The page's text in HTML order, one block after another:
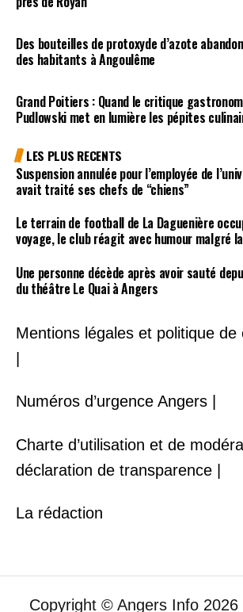
Des bouteilles de protoxyde d’azote
des habitants à Angoulême
Grand Poitiers : Quand le critique
Pudlowski met en lumière les pépites
LES PLUS RECENTS
Suspension annulée pour l’employée de
avait traité ses chefs de “chiens”
Le terrain de football de La Daguenière
voyage, le club réagit avec humour malgré
Une personne décède après avoir sauté
du théâtre Le Quai à Angers
Mentions légales et politique de
Numéros d’urgence Angers |
Charte d’utilisation et de
déclaration de transparence |
La rédaction
Copyright © Angers Info 2026